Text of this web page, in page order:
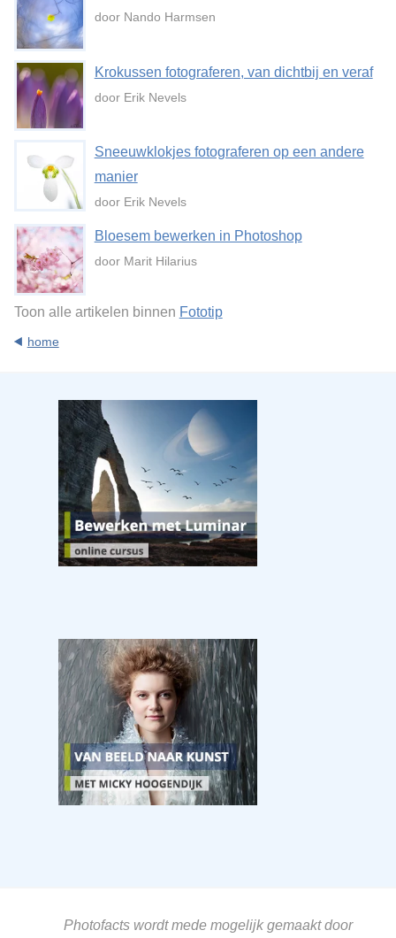
door Nando Harmsen
Krokussen fotograferen, van dichtbij en veraf
door Erik Nevels
Sneeuwklokjes fotograferen op een andere
manier
door Erik Nevels
Bloesem bewerken in Photoshop
door Marit Hilarius
Toon alle artikelen binnen Fototip
home
Photofacts wordt mede mogelijk gemaakt door